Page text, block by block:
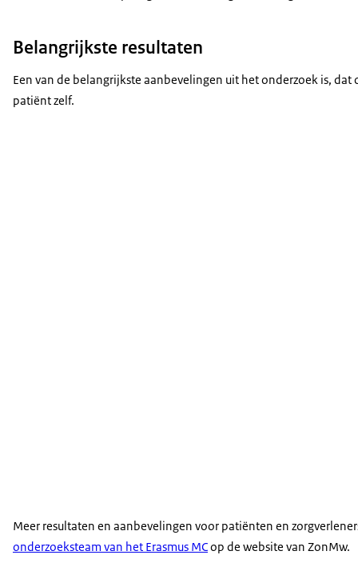
Belangrijkste resultaten
Een van de belangrijkste aanbevelingen uit het onderzoek is,
patiënt zelf.
Meer resultaten en aanbevelingen voor patiënten en
onderzoeksteam van het Erasmus MCop de website van ZonMw.